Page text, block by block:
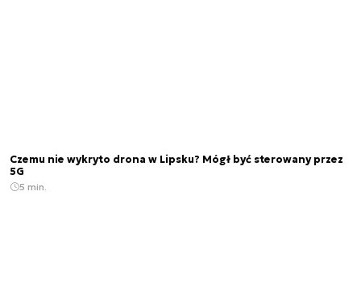
Czemu nie wykryto drona w Lipsku? Mógł być sterowany przez
5G
5 min.